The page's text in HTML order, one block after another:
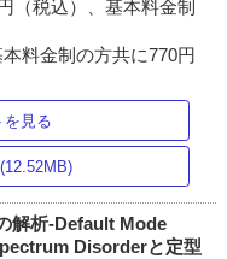
（税込）、基本料金制
料金制の方共に770円
を見る
解析-Default Mode
Disorderと定型